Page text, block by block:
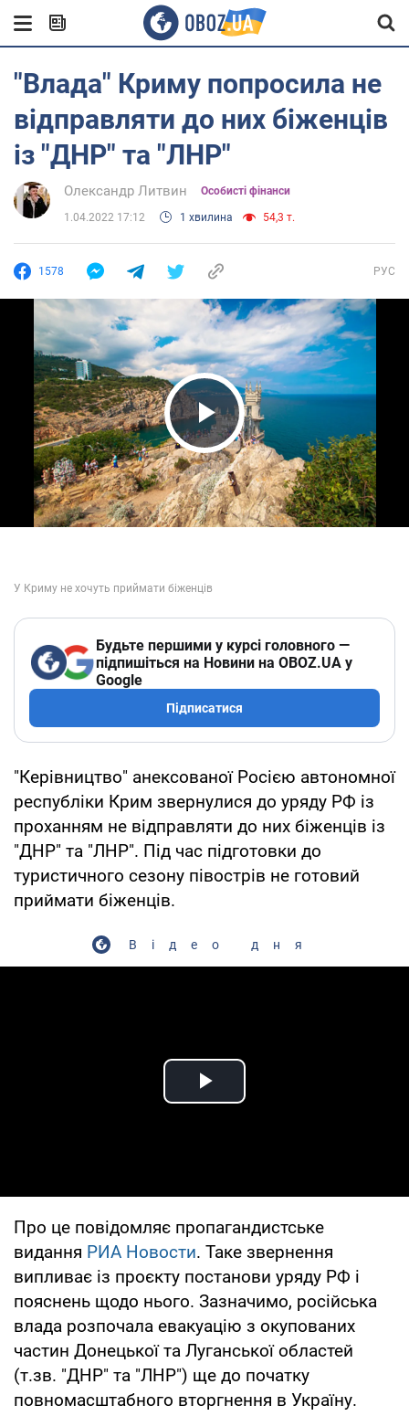
"Влада" Криму попросила не
відправляти до них біженців
із "ДНР" та "ЛНР"
Олександр Литвин Особисті фінанси
1.04.2022 17:12 1 хвилина 54,3 т.
1578 РУС
Play Video
Будьте першими у курсі головного —
підпишіться на Новини на OBOZ.UA у
Google
Підписатися
"Керівництво" анексованої Росією автономної
республіки Крим звернулися до уряду РФ із
проханням не відправляти до них біженців із
"ДНР" та "ЛНР". Під час підготовки до
туристичного сезону півострів не готовий
приймати біженців.
Відео дня
Play Video
Про це повідомляє пропагандистське
видання РИА Новости. Таке звернення
випливає із проєкту постанови уряду РФ і
пояснень щодо нього. Зазначимо, російська
влада розпочала евакуацію з окупованих
частин Донецької та Луганської областей
(т.зв. "ДНР" та "ЛНР") ще до початку
повномасштабного вторгнення в Україну.